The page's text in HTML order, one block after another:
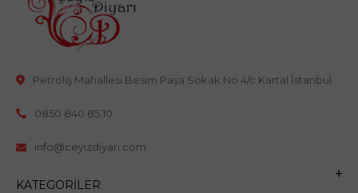
Petroliş Mahallesi Besim Paşa Sokak No 4/c Kartal İstanbul
0850 840 85 10
info@ceyizdiyari.com
KATEGORILER